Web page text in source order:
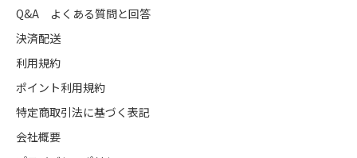
Q&A よくある質問と回答
決済配送
利用規約
ポイント利用規約
特定商取引法に基づく表記
会社概要